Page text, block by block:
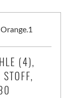
(4),